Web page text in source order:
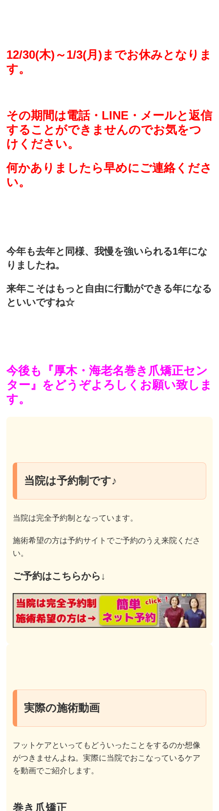
12/30(木)～1/3(月)までお休みとなりま
す。
その期間は電話・LINE・メールと返信
することができませんのでお気をつ
けください。
何かありましたら早めにご連絡くださ
い。
今年も去年と同様、我慢を強いられる1年にな
りましたね。
来年こそはもっと自由に行動ができる年になる
といいですね☆
今後も『厚木・海老名巻き爪矯正セン
ター』をどうぞよろしくお願い致しま
す。
当院は予約制です♪
当院は完全予約制となっています。
施術希望の方は予約サイトでご予約のうえ来院くださ
い。
ご予約はこちらから↓
実際の施術動画
フットケアといってもどういったことをするのか想像
がつきませんよね。実際に当院でおこなっているケア
を動画でご紹介します。
巻き爪矯正